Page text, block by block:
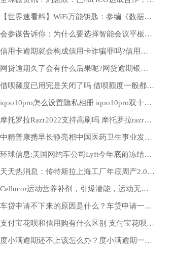
【世界速看料】WiFi万能钥匙：参编《数据安全和个人信息保护社会责任指南》
会参谋告诉你：为什么要选择智能会议平板，而不是投影仪？
信用卡逾期就会构成信用卡诈骗罪吗?信用卡逾期了怎么跟银行协商解决?
网贷逾期久了会有什么后果呢?网贷逾期银行卡被冻结了怎么办?
借呗额度已用完是关闭了吗 借呗额度一般都是多少呢？
iqoo10pro怎么设置隐私相册 iqoo10pro双十一能降多少？
摩托罗拉Razr2022支持高刷吗 摩托罗拉razr2022款是双卡吗
中精普康携早长静亮相中国医药卫生事业发展基金会消化专委会年会
环球信息:美国网约车公司Lyft今年底前冻结美国所有招聘活动
天天热消息：传特斯拉上海工厂年底周产2.05万辆汽车，罕见未满产
Cellucor运动营养补剂，引爆潜能，运动无边界
车贷申请不下来的原因是什么？车贷申请一般多久才能通过？
支付宝花呗和信用购有什么区别 支付宝花呗逾期会影响信用卡吗
度小满逾期还不上该怎么办？度小满逾期一天了会怎么样?